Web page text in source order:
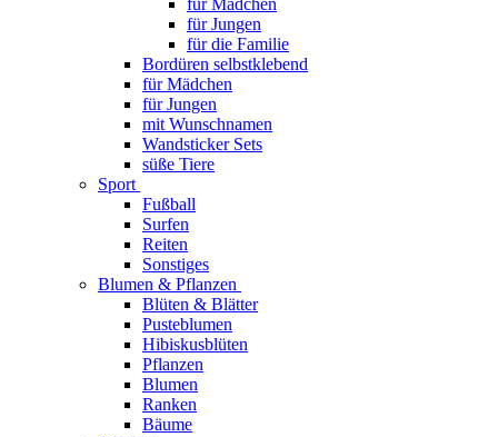
für Mädchen
für Jungen
für die Familie
Bordüren selbstklebend
für Mädchen
für Jungen
mit Wunschnamen
Wandsticker Sets
süße Tiere
Sport
Fußball
Surfen
Reiten
Sonstiges
Blumen & Pflanzen
Blüten & Blätter
Pusteblumen
Hibiskusblüten
Pflanzen
Blumen
Ranken
Bäume